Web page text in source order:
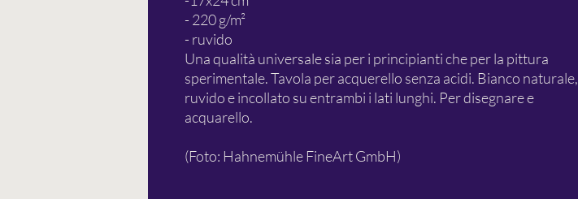
- 220 g/m²
- ruvido
Una qualità universale sia per i principianti che per la pittura
sperimentale. Tavola per acquerello senza acidi. Bianco naturale,
ruvido e incollato su entrambi i lati lunghi. Per disegnare e
acquarello.
(Foto: Hahnemühle FineArt GmbH)